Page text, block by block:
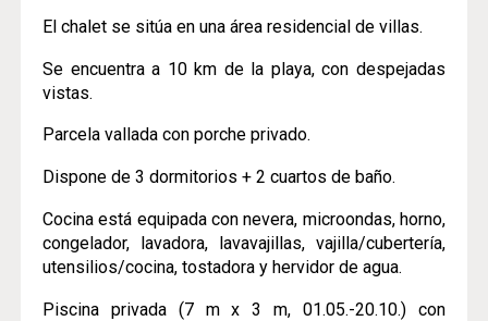
El chalet se sitúa en una área residencial de villas.
Se encuentra a 10 km de la playa, con despejadas
vistas.
Parcela vallada con porche privado.
Dispone de 3 dormitorios + 2 cuartos de baño.
Cocina está equipada con nevera, microondas, horno,
congelador, lavadora, lavavajillas, vajilla/cubertería,
utensilios/cocina, tostadora y hervidor de agua.
Piscina privada (7 m x 3 m, 01.05.-20.10.) con